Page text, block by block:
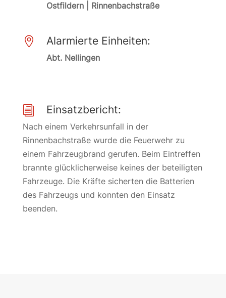
Ostfildern | Rinnenbachstraße
 Alarmierte Einheiten:
Abt. Nellingen
i Einsatzbericht:
Nach einem Verkehrsunfall in der
Rinnenbachstraße wurde die Feuerwehr zu
einem Fahrzeugbrand gerufen. Beim Eintreffen
brannte glücklicherweise keines der beteiligten
Fahrzeuge. Die Kräfte sicherten die Batterien
des Fahrzeugs und konnten den Einsatz
beenden.